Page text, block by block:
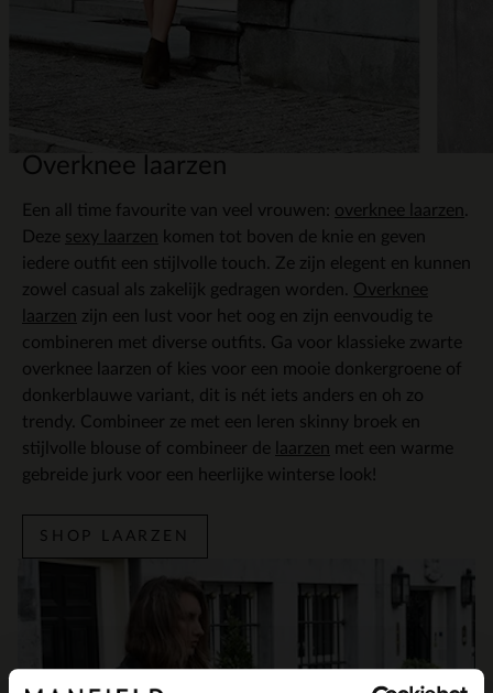
Overknee laarzen
Een all time favourite van veel vrouwen: overknee laarzen.
Deze sexy laarzen komen tot boven de knie en geven
iedere outfit een stijlvolle touch. Ze zijn elegent en kunnen
zowel casual als zakelijk gedragen worden. Overknee
laarzen zijn een lust voor het oog en zijn eenvoudig te
combineren met diverse outfits. Ga voor klassieke zwarte
overknee laarzen of kies voor een mooie donkergroene of
donkerblauwe variant, dit is nét iets anders en oh zo
trendy. Combineer ze met een leren skinny broek en
stijlvolle blouse of combineer de
laarzen met een warme
gebreide jurk voor een heerlijke winterse look!
SHOP LAARZEN